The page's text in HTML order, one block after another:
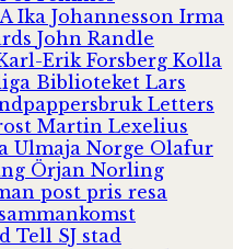
Ika Johannesson Irma
John Randle
Erik Forsberg Kolla
Biblioteket Lars
Letters
Martin Lexelius
Ulmaja Norge Olafur
Örjan Norling
post pris resa
sammankomst
Tell SJ stad